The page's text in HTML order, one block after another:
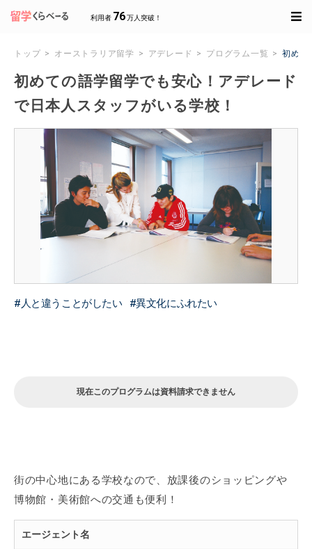
利用者 76万人突破！
トップ オーストラリア留学 アデレード プログラム一覧 初めて
初めての語学留学でも安心！アデレード
で日本人スタッフがいる学校！
人と違うことがしたい 異文化にふれたい
現在このプログラムは資料請求できません
街の中心地にある学校なので、放課後のショッピングや
博物館・美術館への交通も便利！
エージェント名